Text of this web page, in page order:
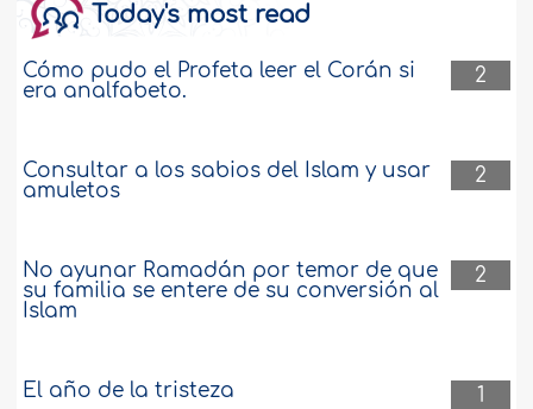
Today's most read
2
Cómo pudo el Profeta leer el Corán si
era analfabeto.
2
Consultar a los sabios del Islam y usar
amuletos
2
No ayunar Ramadán por temor de que
su familia se entere de su conversión al
Islam
1
El año de la tristeza